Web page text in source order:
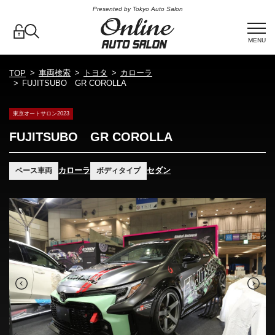
Presented by Tokyo Auto Salon
MENU
TOP 車両検索 トヨタ
カローラ
FUJITSUBO GR COROLLA
東京オートサロン2023
FUJITSUBO GR COROLLA
ベース車両 カローラ ボディタイプ セダン